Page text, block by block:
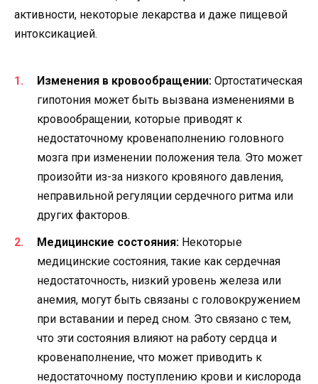
активности, некоторые лекарства и даже пищевой
интоксикацией.
Изменения в кровообращении: Ортостатическая
гипотония может быть вызвана изменениями в
кровообращении, которые приводят к
недостаточному кровенаполнению головного
мозга при изменении положения тела. Это может
произойти из-за низкого кровяного давления,
неправильной регуляции сердечного ритма или
других факторов.
Медицинские состояния: Некоторые
медицинские состояния, такие как сердечная
недостаточность, низкий уровень железа или
анемия, могут быть связаны с головокружением
при вставании и перед сном. Это связано с тем,
что эти состояния влияют на работу сердца и
кровенаполнение, что может приводить к
недостаточному поступлению крови и кислорода